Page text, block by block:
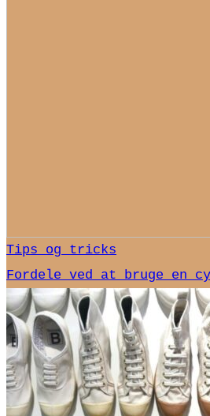
Tips og tricks
Fordele ved at bruge en